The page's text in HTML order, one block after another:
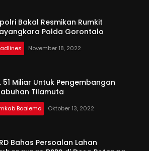
Bakal Resmikan Rumkit
Polda Gorontalo
November 18, 2022
51 Miliar Untuk Pengembangan
Tilamuta
Boalemo Oktober 13, 2022
Bahas Persoalan Lahan